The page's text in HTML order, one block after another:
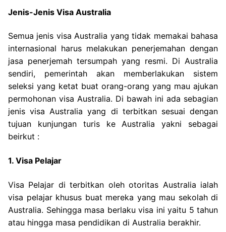
Jenis-Jenis Visa Australia
Semua jenis visa Australia yang tidak memakai bahasa
internasional harus melakukan penerjemahan dengan
jasa penerjemah tersumpah yang resmi. Di Australia
sendiri, pemerintah akan memberlakukan sistem
seleksi yang ketat buat orang-orang yang mau ajukan
permohonan visa Australia. Di bawah ini ada sebagian
jenis visa Australia yang di terbitkan sesuai dengan
tujuan kunjungan turis ke Australia yakni sebagai
beirkut :
1. Visa Pelajar
Visa Pelajar di terbitkan oleh otoritas Australia ialah
visa pelajar khusus buat mereka yang mau sekolah di
Australia. Sehingga masa berlaku visa ini yaitu 5 tahun
atau hingga masa pendidikan di Australia berakhir.